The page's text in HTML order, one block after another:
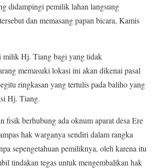
didampingi pemilik lahan langsung
dan memasang papan bicara, Kamis
milik Hj. Tiang bagi yang tidak
memasuki lokasi ini akan dikenai pasal
ringkasan yang tertulis pada baliho yang
Hj. Tiang.
fisik berhubung ada oknum aparat desa Ere
hak warganya sendiri dalam rangka
sepengetahuan pemiliknya, oleh karena itu
tindakan tegas untuk mengembalikan hak